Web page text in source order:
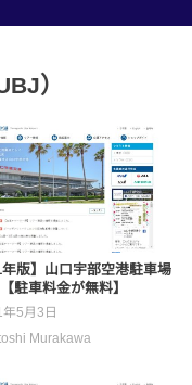
）
年版】山口宇部空港駐車場
駐車料金が無料】
5月3日
Murakawa